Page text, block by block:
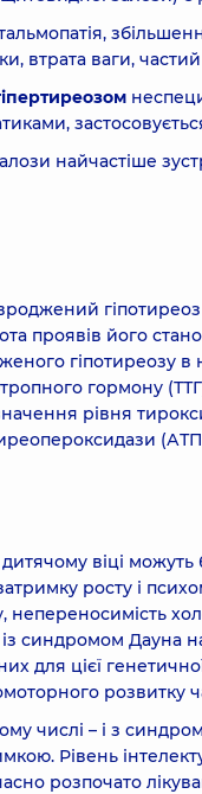
втрата ваги,
найчастіше
проявів його
гормону
рівня
віці можуть
росту і
непереносимість
із синдромом
для цієї
розвитку
числі – і з
Рівень
розпочато